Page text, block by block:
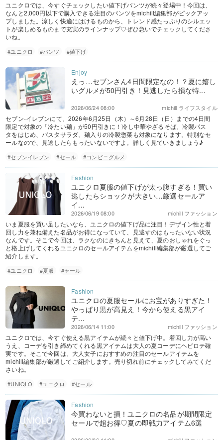
ユニクロでは、今すぐチェックしたい値下げパンツが続々登場中！今回は、
なんと2,000円以下で購入できる注目のパンツをmichill編集部がピックアッ
プしました。涼しく快適にはけるものから、トレンド感たっぷりのシルエッ
トが楽しめるものまで充実のラインナップ♡ぜひ急いでチェックしてくださ
いね。
#ユニクロ #パンツ #値下げ
えっ…セブンさん4日間限定なの！？夏に嬉し
いグルメが50円引き！見逃したら損な特...
michill ライフスタイル
2026/06/24 08:00
セブン-イレブンにて、2026年6月25日（木）～6月28日（日）までの4日間
限定で対象の「冷たい麺」が50円引きに！冷し中華やざるそば、冷製パス
タをはじめ、パスタサラダ、麺入りの冷製惣菜も対象になります。特別なセ
ールなので、見逃したらもったいないですよ。詳しく見ていきましょう♪
#セブンイレブン #セール #コンビニグルメ
ユニクロ夏服の値下げが太っ腹すぎる！買い
逃したらショックが大きい…厳選セールア
イ...
michill ファッション
2026/06/19 08:00
いま夏服を買い足したいなら、ユニクロの値下げ品に注目！デザイン性と着
回し力を兼ね備えた名品がお得になっていて、見逃すのはもったいない状況
なんです。そこで今回は、ラクなのにきちんと見えて、夏のおしゃれをぐっ
と格上げしてくれるユニクロのセールアイテムをmichill編集部が厳選してご
紹介します。
#ユニクロ #夏服 #セール
ユニクロの夏服セールにお宝がありすぎた！
やっぱり黒が高見え！今から使える黒アイ
テ...
michill ファッション
2026/06/14 11:00
ユニクロでは、今すぐ使える黒アイテムが続々と値下げ中。着回し力が高い
うえ、コーデを引き締めてくれる黒アイテムは大人の夏コーデにヘビロテ確
実です。そこで今回は、大人女子におすすめの注目のセールアイテムを
michill編集部が厳選してご紹介します。売り切れ前にチェックしてみてくだ
さいね。
#UNIQLO #ユニクロ #セール
今買わないと損！ユニクロの名品が期間限定
セールで超お得♡夏の即戦力アイテム6選